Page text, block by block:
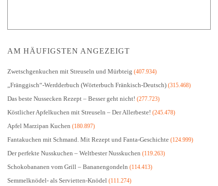
AM HÄUFIGSTEN ANGEZEIGT
Zwetschgenkuchen mit Streuseln und Mürbteig (407.934)
„Fränggisch“-Werdderbuch (Wörterbuch Fränkisch-Deutsch) (315.468)
Das beste Nussecken Rezept – Besser geht nicht! (277.723)
Köstlicher Apfelkuchen mit Streuseln – Der Allerbeste! (245.478)
Apfel Marzipan Kuchen (180.897)
Fantakuchen mit Schmand. Mit Rezept und Fanta-Geschichte (124.999)
Der perfekte Nusskuchen – Weltbester Nusskuchen (119.263)
Schokobananen vom Grill – Bananengondeln (114.413)
Semmelknödel- als Servietten-Knödel (111.274)